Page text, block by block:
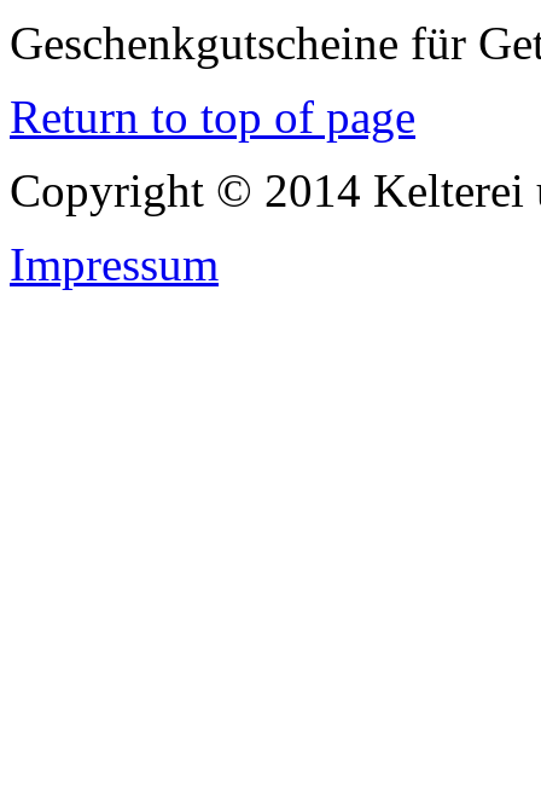
Geschenkgutscheine für
Return to top of page
Copyright © 2014 Kelterei
Impressum